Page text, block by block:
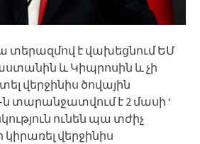
տերազմով է վախեցնում ԵՄ
և Կիպրոսին և չի
վերջինիս ծովային
տարանջատվում է 2 մասի ‘
ունեն պա տժիչ
կիրառել վերջինիս